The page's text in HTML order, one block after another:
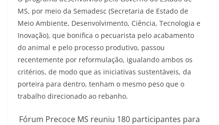
MS, por meio da Semadesc (Secretaria de Estado de
Meio Ambiente, Desenvolvimento, Ciência, Tecnologia e
Inovação), que bonifica o pecuarista pelo acabamento
do animal e pelo processo produtivo, passou
recentemente por reformulação, igualando ambos os
critérios, de modo que as iniciativas sustentáveis, da
porteira para dentro, tenham o mesmo peso que o
trabalho direcionado ao rebanho.
Fórum Precoce MS reuniu 180 participantes para